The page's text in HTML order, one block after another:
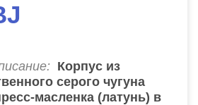
Корпус из
серого чугуна
масленка (латунь) в